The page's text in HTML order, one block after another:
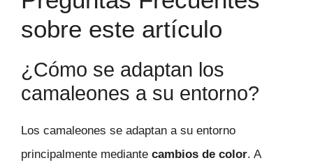
sobre este artículo
¿Cómo se adaptan los
camaleones a su entorno?
Los camaleones se adaptan a su entorno
principalmente mediante cambios de color. A